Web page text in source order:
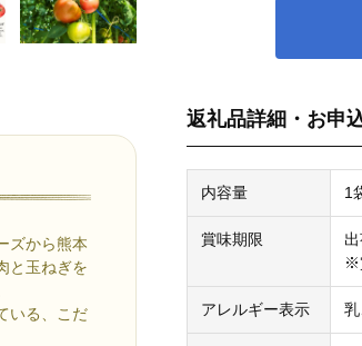
ズから熊本
と玉ねぎを
いる、こだ
返礼品詳細・お申
内容量 1
賞味期限
※
アレルギー表示